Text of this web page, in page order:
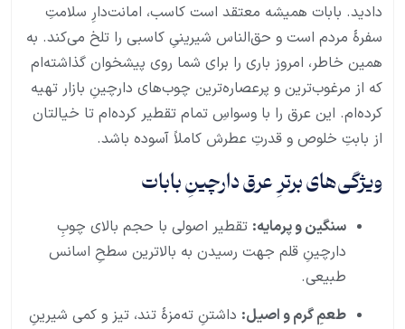
دادید. بابات همیشه معتقد است کاسب، امانت‌دارِ سلامتِ
سفرهٔ مردم است و حق‌الناس شیرینیِ کاسبی را تلخ می‌کند. به
همین خاطر، امروز باری را برای شما روی پیشخوان گذاشته‌ام
که از مرغوب‌ترین و پرعصاره‌ترین چوب‌های دارچینِ بازار تهیه
کرده‌ام. این عرق را با وسواسِ تمام تقطیر کرده‌ام تا خیالتان
از بابتِ خلوص و قدرتِ عطرش کاملاً آسوده باشد.
ویژگی‌های برترِ عرق دارچینِ بابات
سنگین و پرمایه: تقطیر اصولی با حجم بالای چوبِ
دارچینِ قلم جهت رسیدن به بالاترین سطحِ اسانس
طبیعی.
طعمِ گرم و اصیل: داشتنِ ته‌مزهٔ تند، تیز و کمی شیرینِ